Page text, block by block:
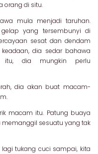
orang di situ.
mula menjadi taruhan.
yang tersembunyi di
sesat dan dendam
dia sedar bahawa
itu, dia mungkin perlu
dia akan buat macam-
macam itu. Patung buaya
sesuatu yang tak
tukang cuci sampai, kita